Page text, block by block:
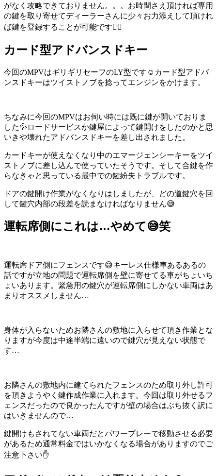
がなく攻略できておりません。。。お時間さえ頂ければ専用
の鍵を取り寄せてディーラーさんに少々お力添えして頂けれ
ば鍵を登録することが可能です🙆‍♂️
カード型アドバンスドキー
今回のMPVはギリギリセーフのLY型です☺️カード型アドバ
ンスドキーはツイストノブを捻ってエンジンをかけます。
ちなみに今回のMPVはお伺い時には既に鍵が開いておりま
した💦ロードサービスか鍵屋によって鍵開けをしたのかと思
いきや壊れたアドバンスドキーを差し出されました。
カードキーが使えなくなり中のエマージェンシーキーをツイ
ストノブに差し込んで使っていたそうです。そして合鍵を作
らなきゃと思っている最中での鍵紛失トラブルです。
ドアの鍵開け作業がなくなりはしましたが、どの道鍵穴を回
して鍵穴内部の段差を読まなければなりません😅
運転席側にこれは…やめて😅笑
運転席ドア側にフェンスです😅キーレス仕様車あるあるの
話ですが立地の問題で運転席側を壁に寄せてる車がちょいち
ょいあります。緊急用の鍵穴が運転席側にしかない車両はあ
まりオススメしません…
身体が入らないためお隣さんの敷地に入らせて頂き作業とな
りますが今度は中途半端に遠いので鍵穴が見えない状態で
す…
お隣さんの敷地内に建てられたフェンスのため取り外し許可
を頂きようやく鍵作成作業に入れます。今回は取り外せるフ
ェンスだったので良かったんですが壁の場合はぶち抜く訳に
はいきませんので…
鍵開けもされてない車両だとパワープレーで移動させる必要
があるため通常料金ではいかなくなる場合がありますのでご
注意下さい✋